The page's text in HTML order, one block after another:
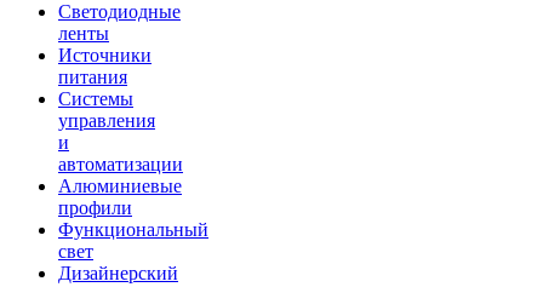
Светодиодные
ленты
Источники
питания
Системы
управления
и
автоматизации
Алюминиевые
профили
Функциональный
свет
Дизайнерский